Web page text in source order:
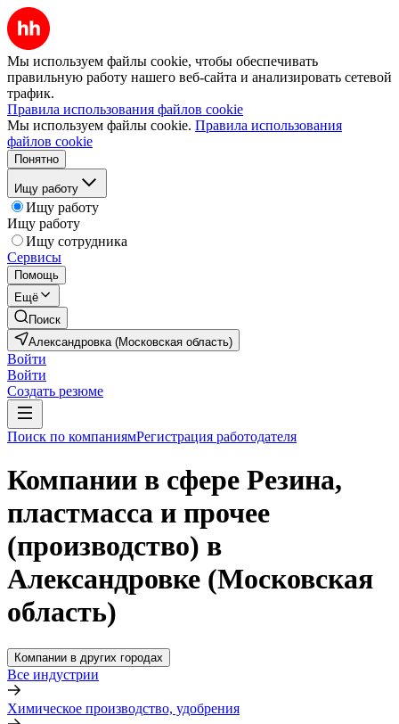
Мы используем файлы cookie, чтобы обеспечивать
правильную работу нашего веб-сайта и анализировать сетевой
трафик.
Правила использования файлов cookie
Мы используем файлы cookie. Правила использования
файлов cookie
Понятно
Ищу работу
Ищу работу
Ищу работу
Ищу сотрудника
Сервисы
Помощь
Ещё
Поиск
Александровка (Московская область)
Войти
Войти
Создать резюме
Поиск по компаниямРегистрация работодателя
Компании в сфере Резина,
пластмасса и прочее
(производство) в
Александровке (Московская
область)
Компании в других городах
Все индустрии
Химическое производство, удобрения